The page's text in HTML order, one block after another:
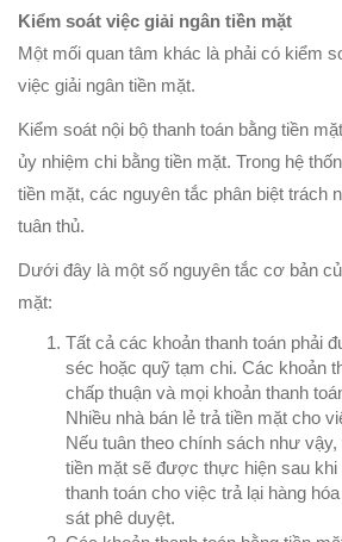
Kiểm soát việc giải ngân tiền mặt
Một mối quan tâm khác là phải có kiểm
việc giải ngân tiền mặt.
Kiểm soát nội bộ thanh toán bằng tiền
ủy nhiệm chi bằng tiền mặt. Trong hệ
tiền mặt, các nguyên tắc phân biệt trách
tuân thủ.
Dưới đây là một số nguyên tắc cơ bản
mặt:
Tất cả các khoản thanh toán phải
séc hoặc quỹ tạm chi. Các khoản
chấp thuận và mọi khoản thanh
Nhiều nhà bán lẻ trả tiền mặt cho
Nếu tuân theo chính sách như
tiền mặt sẽ được thực hiện sau
thanh toán cho việc trả lại hàng
sát phê duyệt.